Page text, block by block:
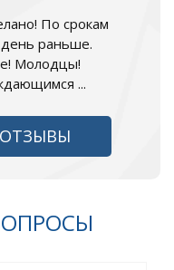
По срокам
раньше.
Молодцы!
...